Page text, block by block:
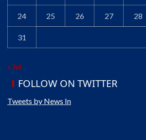
24 25 26 27 28
31
« Jul
FOLLOW ON TWITTER
Tweets by News In